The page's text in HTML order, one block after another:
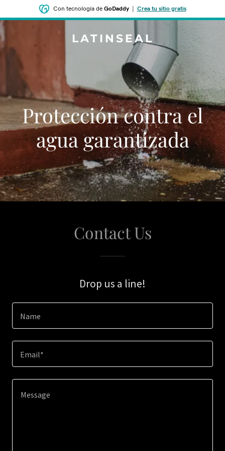
Con tecnología de GoDaddy| Crea tu sitio gratis
LATINSEAL
Protección contra el
agua garantizada
Contact Us
Drop us a line!
Name
Email*